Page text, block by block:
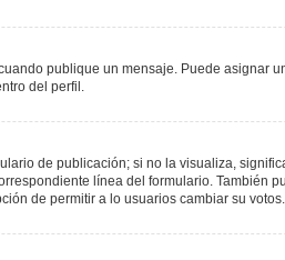
publique un mensaje. Puede asignar
del perfil.
de publicación; si no la visualiza,
línea del formulario. También
de permitir a lo usuarios cambiar su votos.